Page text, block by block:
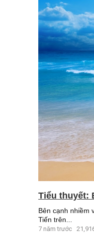
Tiểu thuyết:
Bên cạnh nhiềm
Tiến trên...
7 năm trước